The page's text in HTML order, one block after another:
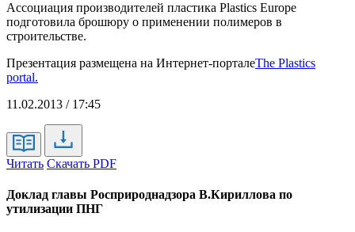
Ассоциация производителей пластика Plastics Europe
подготовила брошюру о применении полимеров в
строительстве.
Презентация размещена на Интернет-порталеThe Plastics
portal.
11.02.2013 / 17:45
Читать Скачать PDF
Доклад главы Росприроднадзора В.Кириллова по
утилизации ПНГ